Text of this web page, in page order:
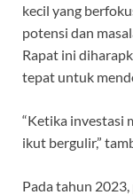
kecil yang
potensi dan
Rapat ini
tepat untuk
“Ketika investasi
ikut bergulir,”
Pada tahun